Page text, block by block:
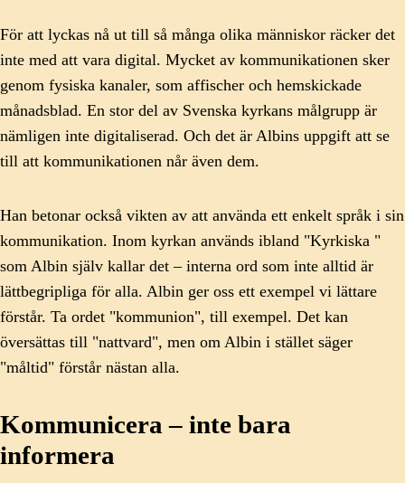
För att lyckas nå ut till så många olika människor räcker det
inte med att vara digital. Mycket av kommunikationen sker
genom fysiska kanaler, som affischer och hemskickade
månadsblad. En stor del av Svenska kyrkans målgrupp är
nämligen inte digitaliserad. Och det är Albins uppgift att se
till att kommunikationen når även dem.
Han betonar också vikten av att använda ett enkelt språk i sin
kommunikation. Inom kyrkan används ibland "Kyrkiska "
som Albin själv kallar det – interna ord som inte alltid är
lättbegripliga för alla. Albin ger oss ett exempel vi lättare
förstår. Ta ordet "kommunion", till exempel. Det kan
översättas till "nattvard", men om Albin i stället säger
"måltid" förstår nästan alla.
Kommunicera – inte bara
informera